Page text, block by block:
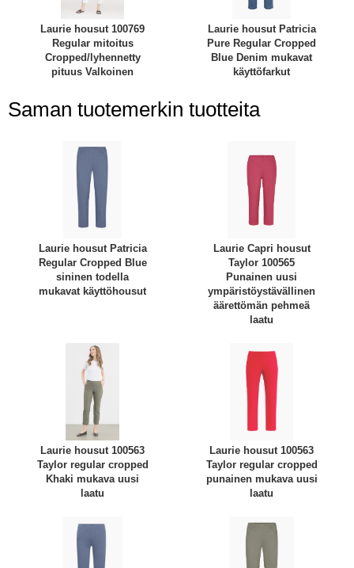
Laurie housut 100769
Regular mitoitus
Cropped/lyhennetty
pituus Valkoinen
Laurie housut Patricia
Pure Regular Cropped
Blue Denim mukavat
käyttöfarkut
Saman tuotemerkin tuotteita
Laurie housut Patricia
Regular Cropped Blue
sininen todella
mukavat käyttöhousut
Laurie Capri housut
Taylor 100565
Punainen uusi
ympäristöystävällinen
äärettömän pehmeä
laatu
Laurie housut 100563
Taylor regular cropped
Khaki mukava uusi
laatu
Laurie housut 100563
Taylor regular cropped
punainen mukava uusi
laatu